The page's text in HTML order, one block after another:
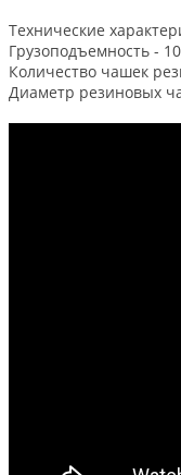
Технические
Грузоподъемность -
Количество чашек
Диаметр резиновых